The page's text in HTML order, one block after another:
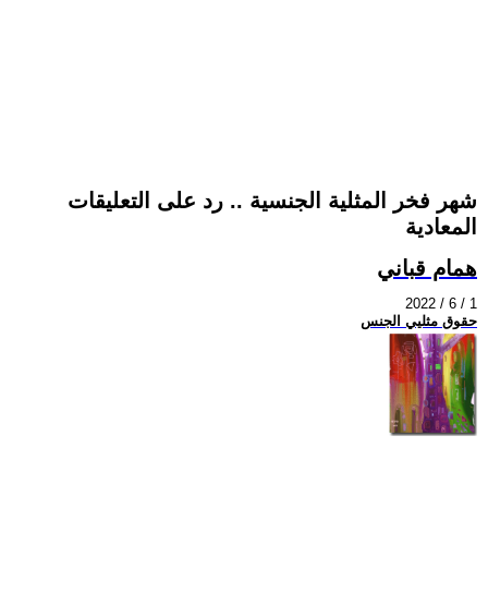
شهر فخر المثلية الجنسية .. رد على التعليقات
المعادية
همام قباني
2022 / 6 / 1
حقوق مثليي الجنس